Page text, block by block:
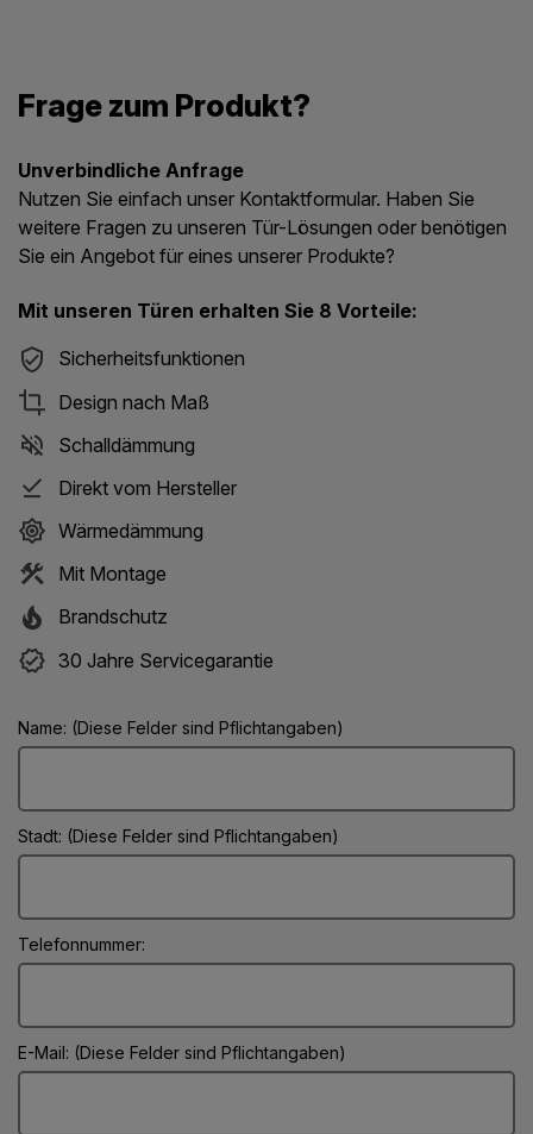
Frage zum Produkt?
Unverbindliche Anfrage
Nutzen Sie einfach unser Kontaktformular. Haben Sie
weitere Fragen zu unseren Tür-Lösungen oder benötigen
Sie ein Angebot für eines unserer Produkte?
Mit unseren Türen erhalten Sie 8 Vorteile:
Sicherheitsfunktionen
Design nach Maß
Schalldämmung
Direkt vom Hersteller
Wärmedämmung
Mit Montage
Brandschutz
30 Jahre Servicegarantie
Name: (Diese Felder sind Pflichtangaben)
Stadt: (Diese Felder sind Pflichtangaben)
Telefonnummer:
E-Mail: (Diese Felder sind Pflichtangaben)